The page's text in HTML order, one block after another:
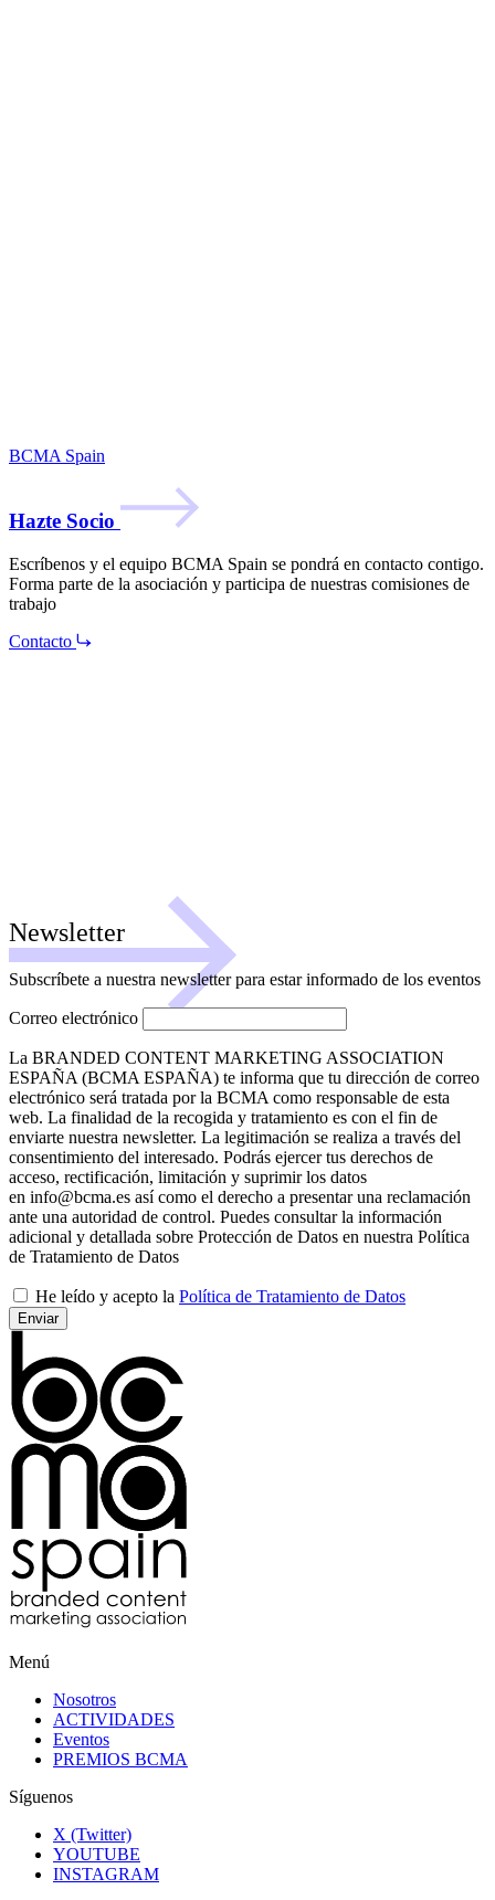
BCMA Spain
Hazte Socio
Escríbenos y el equipo BCMA Spain se pondrá en contacto contigo.
Forma parte de la asociación y participa de nuestras comisiones de
trabajo
Contacto
Newsletter
Subscríbete a nuestra newsletter para estar informado de los eventos
Correo electrónico
La BRANDED CONTENT MARKETING ASSOCIATION
ESPAÑA (BCMA ESPAÑA) te informa que tu dirección de correo
electrónico será tratada por la BCMA como responsable de esta
web. La finalidad de la recogida y tratamiento es con el fin de
enviarte nuestra newsletter. La legitimación se realiza a través del
consentimiento del interesado. Podrás ejercer tus derechos de
acceso, rectificación, limitación y suprimir los datos
en info@bcma.es así como el derecho a presentar una reclamación
ante una autoridad de control. Puedes consultar la información
adicional y detallada sobre Protección de Datos en nuestra Política
de Tratamiento de Datos
He leído y acepto la Política de Tratamiento de Datos
Menú
Nosotros
ACTIVIDADES
Eventos
PREMIOS BCMA
Síguenos
X (Twitter)
YOUTUBE
INSTAGRAM